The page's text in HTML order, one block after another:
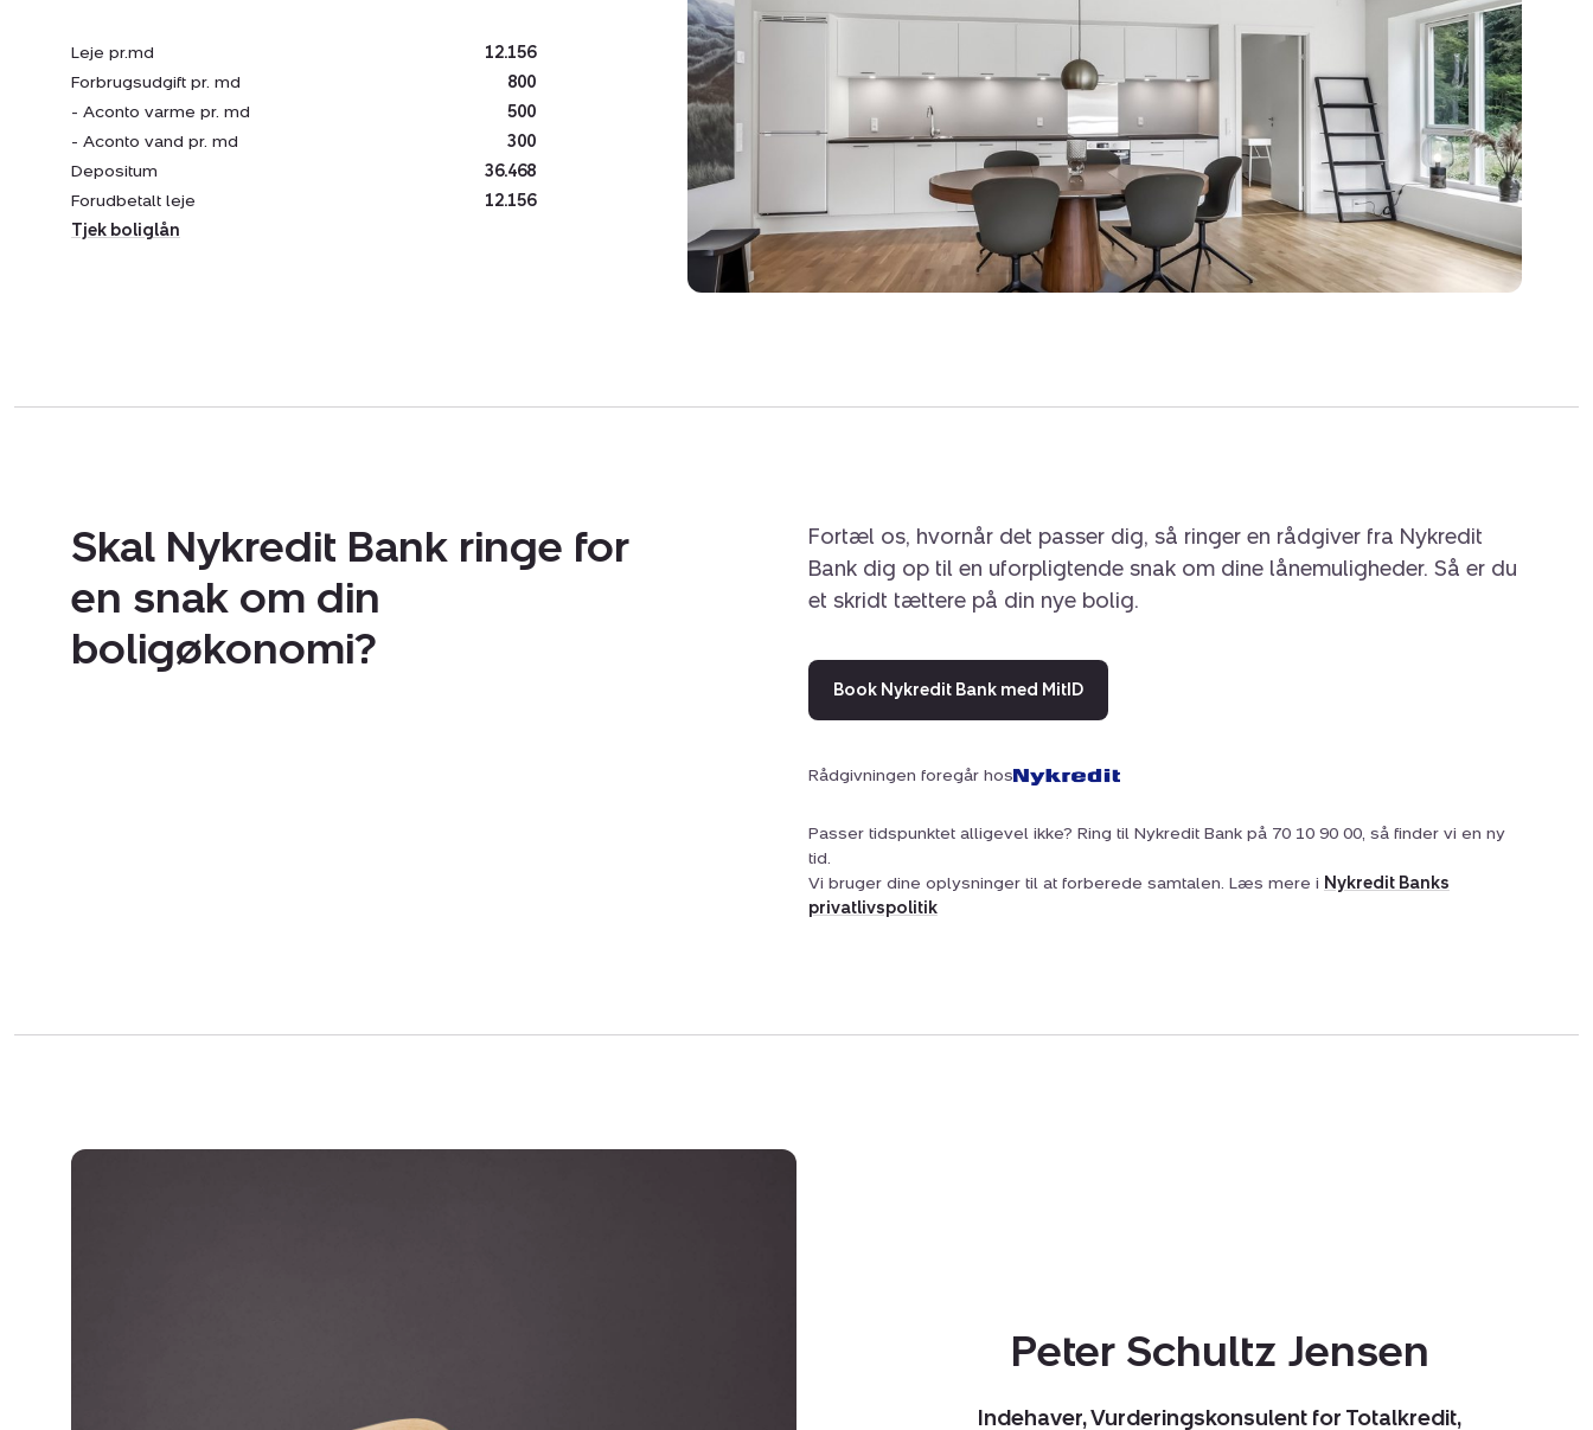
meter fra hoveddøren.
Tekstilparken tilbyder en harmonisk balance mellem byliv, natur og
bekvemmelighed – oplagt til jer, der søger komfort og fællesskab i
smukke omgivelser.
Se mere omkring boligerne på; https://tekstilparken.dk/
Book en fremvisning og oplev denne fantastiske boligmulighed.
Kontakt Nybolig Projekt - Palle Jensen på tlf. 6613 1323.
Leje pr.md
12.156
Forbrugsudgift pr. md
800
- Aconto varme pr. md
500
- Aconto vand pr. md
300
Depositum
36.468
Forudbetalt leje
12.156
Tjek boliglån
Skal Nykredit Bank ringe for
en snak om din
boligøkonomi?
Fortæl os, hvornår det passer dig, så ringer en rådgiver fra Nykredit
Bank dig op til en uforpligtende snak om dine lånemuligheder. Så er du
et skridt tættere på din nye bolig.
Book Nykredit Bank med MitID
Rådgivningen foregår hos
Passer tidspunktet alligevel ikke? Ring til Nykredit Bank på 70 10 90 00, så finder vi en ny
tid.
Vi bruger dine oplysninger til at forberede samtalen. Læs mere i Nykredit Banks
privatlivspolitik
Peter Schultz Jensen
Indehaver, Vurderingskonsulent for Totalkredit,